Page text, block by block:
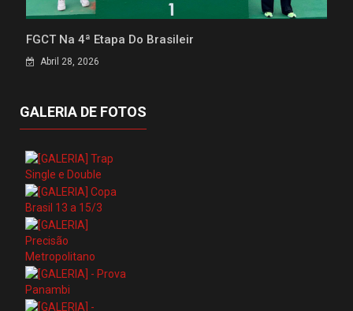
FGCT Na 4ª Etapa Do Brasileir
Abril 28, 2026
GALERIA DE FOTOS